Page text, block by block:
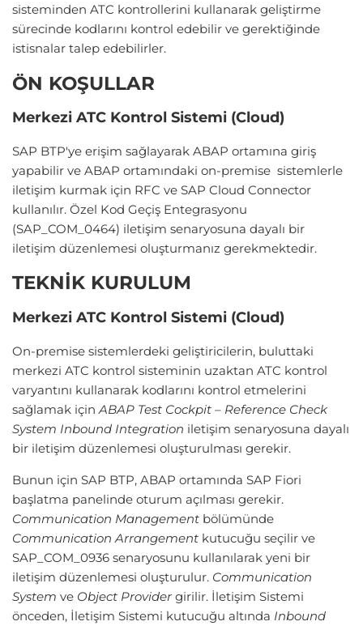
sisteminden ATC kontrollerini kullanarak geliştirme
sürecinde kodlarını kontrol edebilir ve gerektiğinde
istisnalar talep edebilirler.
ÖN KOŞULLAR
Merkezi ATC Kontrol Sistemi (Cloud)
SAP BTP'ye erişim sağlayarak ABAP ortamına giriş
yapabilir ve ABAP ortamındaki on-premise sistemlerle
iletişim kurmak için RFC ve SAP Cloud Connector
kullanılır. Özel Kod Geçiş Entegrasyonu
(SAP_COM_0464) iletişim senaryosuna dayalı bir
iletişim düzenlemesi oluşturmanız gerekmektedir.
TEKNİK KURULUM
Merkezi ATC Kontrol Sistemi (Cloud)
On-premise sistemlerdeki geliştiricilerin, buluttaki
merkezi ATC kontrol sisteminin uzaktan ATC kontrol
varyantını kullanarak kodlarını kontrol etmelerini
sağlamak için ABAP Test Cockpit – Reference Check
System Inbound Integration iletişim senaryosuna dayalı
bir iletişim düzenlemesi oluşturulması gerekir.
Bunun için SAP BTP, ABAP ortamında SAP Fiori
başlatma panelinde oturum açılması gerekir.
Communication Management bölümünde
Communication Arrangement kutucuğu seçilir ve
SAP_COM_0936 senaryosunu kullanılarak yeni bir
iletişim düzenlemesi oluşturulur. Communication
System ve Object Providergirilir. İletişim Sistemi
önceden, İletişim Sistemi kutucuğu altında Inbound